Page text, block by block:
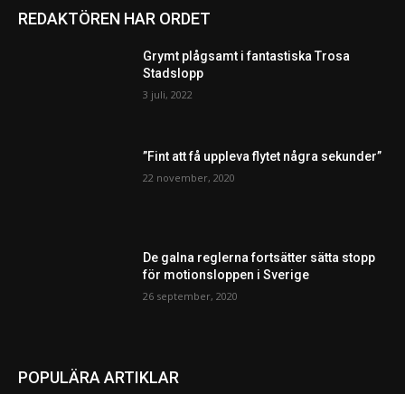
REDAKTÖREN HAR ORDET
Grymt plågsamt i fantastiska Trosa
Stadslopp
3 juli, 2022
”Fint att få uppleva flytet några sekunder”
22 november, 2020
De galna reglerna fortsätter sätta stopp
för motionsloppen i Sverige
26 september, 2020
POPULÄRA ARTIKLAR